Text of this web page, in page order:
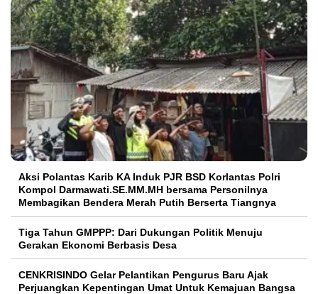
Aksi Polantas Karib KA Induk PJR BSD Korlantas Polri
Kompol Darmawati.SE.MM.MH bersama Personilnya
Membagikan Bendera Merah Putih Berserta Tiangnya
Tiga Tahun GMPPP: Dari Dukungan Politik Menuju
Gerakan Ekonomi Berbasis Desa
CENKRISINDO Gelar Pelantikan Pengurus Baru Ajak
Perjuangkan Kepentingan Umat Untuk Kemajuan Bangsa